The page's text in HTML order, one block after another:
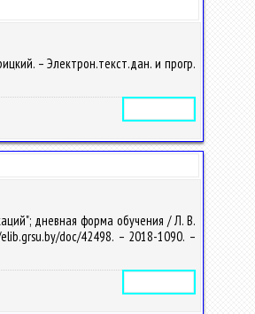
– Электрон.текст.дан. и прогр.
дневная форма обучения / Л. В.
doc/42498. – 2018-1090. –